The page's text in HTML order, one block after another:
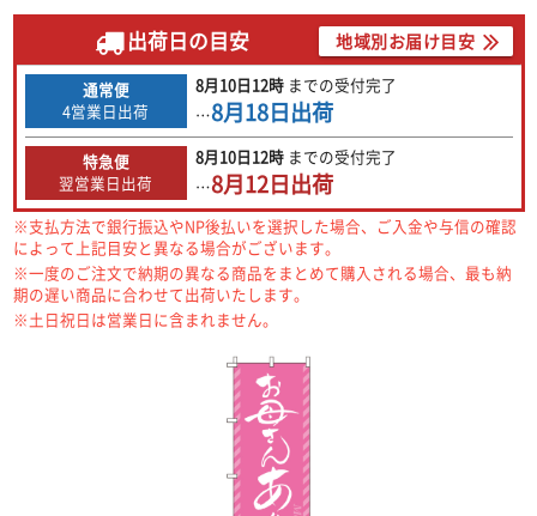
出荷日の目安 地域別お届け目安
通常便
4営業日出荷
8月10日12時 までの受付完了
…8月18日出荷
特急便
翌営業日出荷
8月10日12時 までの受付完了
…8月12日出荷
※支払方法で銀行振込やNP後払いを選択した場合、ご入金や与信の確認
によって上記目安と異なる場合がございます。
※一度のご注文で納期の異なる商品をまとめて購入される場合、最も納
期の遅い商品に合わせて出荷いたします。
※土日祝日は営業日に含まれません。